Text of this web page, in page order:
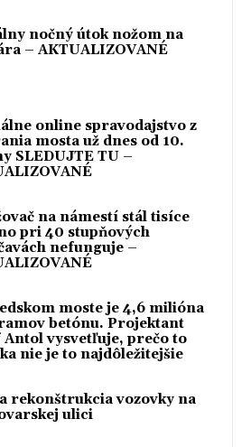
nočný útok nožom na
– AKTUALIZOVANÉ
online spravodajstvo z
mosta už dnes od 10.
SLEDUJTE TU –
na námestí stál tisíce
pri 40 stupňových
nefunguje –
moste je 4,6 milióna
betónu. Projektant
Antol vysvetľuje, prečo to
nie je to najdôležitejšie
rekonštrukcia vozovky na
ulici